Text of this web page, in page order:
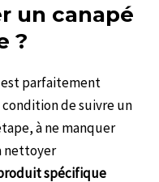
un canapé
?
est parfaitement
de suivre un
à ne manquer
nettoyer
spécifique